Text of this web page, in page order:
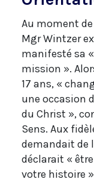
Au moment
Mgr Wintzer
manifesté sa
mission ».
17 ans, «
une occasion
du Christ »,
Sens. Aux
demandait de
déclarait «
votre histoire